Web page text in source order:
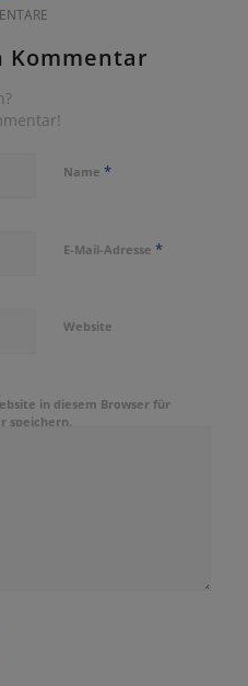
Kommentar
Name *
E-Mail-Adresse *
Website
in diesem Browser für
speichern.